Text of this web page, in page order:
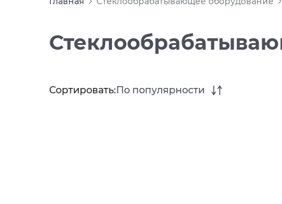
Сортировать:По популярности